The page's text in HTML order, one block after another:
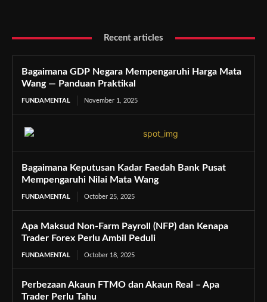
Recent articles
Bagaimana GDP Negara Mempengaruhi Harga Mata
Wang — Panduan Praktikal
FUNDAMENTAL November 1, 2025
Bagaimana Keputusan Kadar Faedah Bank Pusat
Mempengaruhi Nilai Mata Wang
FUNDAMENTAL October 25, 2025
Apa Maksud Non-Farm Payroll (NFP) dan Kenapa
Trader Forex Perlu Ambil Peduli
FUNDAMENTAL October 18, 2025
Perbezaan Akaun FTMO dan Akaun Real – Apa
Trader Perlu Tahu